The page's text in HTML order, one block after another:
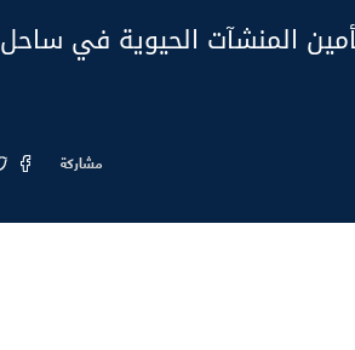
المنشآت الحيوية في ساحل
مشاركة